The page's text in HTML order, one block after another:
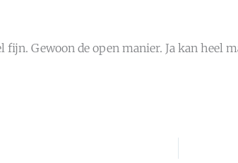
fijn. Gewoon de open manier. Ja kan heel